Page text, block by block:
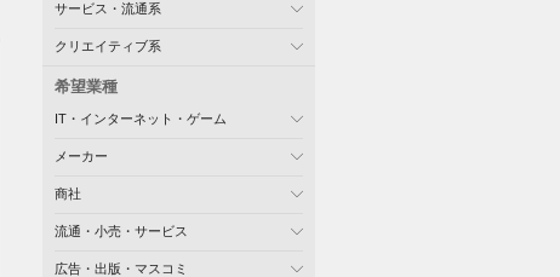
サービス・流通系
クリエイティブ系
希望業種
IT・インターネット・ゲーム
メーカー
商社
流通・小売・サービス
広告・出版・マスコミ